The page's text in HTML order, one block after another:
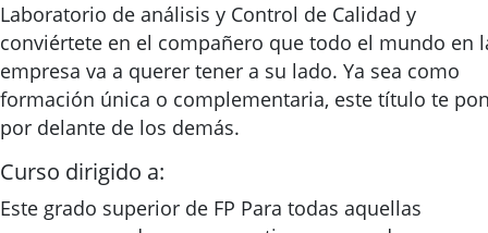
Laboratorio de análisis y Control de Calidad y
conviértete en el compañero que todo el mundo en
empresa va a querer tener a su lado. Ya sea como
formación única o complementaria, este título te
por delante de los demás.
Curso dirigido a:
Este grado superior de FP Para todas aquellas